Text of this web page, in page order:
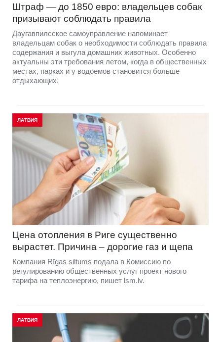
Штраф — до 1850 евро: владельцев собак
призывают соблюдать правила
Даугавпилсское самоуправление напоминает
владельцам собак о необходимости соблюдать правила
содержания и выгула домашних животных. Особенно
актуальны эти требования летом, когда в общественных
местах, парках и у водоемов становится больше
отдыхающих.
ЛАТВИЯ
Цена отопления в Риге существенно
вырастет. Причина – дорогие газ и щепа
Компания Rīgas siltums подала в Комиссию по
регулированию общественных услуг проект нового
тарифа на теплоэнергию, пишет lsm.lv.
ЛАТВИЯ